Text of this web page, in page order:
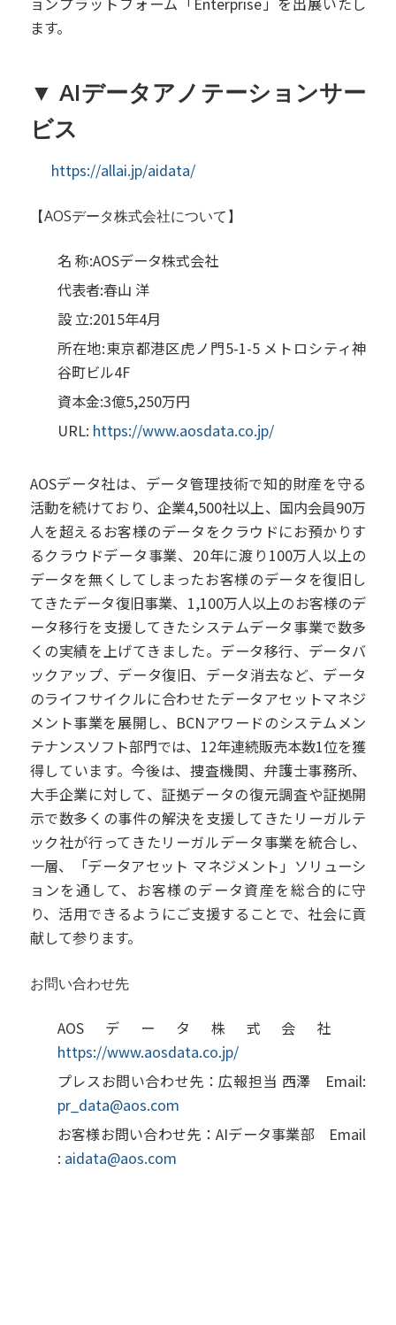
ます。
▼ AIデータアノテーションサー
ビス
https://allai.jp/aidata/
【AOSデータ株式会社について】
名 称:AOSデータ株式会社
代表者:春山 洋
設 立:2015年4月
所在地:東京都港区虎ノ門5-1-5 メトロシティ神
谷町ビル4F
資本金:3億5,250万円
URL: https://www.aosdata.co.jp/
AOSデータ社は、データ管理技術で知的財産を守る
活動を続けており、企業4,500社以上、国内会員90万
人を超えるお客様のデータをクラウドにお預かりす
るクラウドデータ事業、20年に渡り100万人以上の
データを無くしてしまったお客様のデータを復旧し
てきたデータ復旧事業、1,100万人以上のお客様のデ
ータ移行を支援してきたシステムデータ事業で数多
くの実績を上げてきました。データ移行、データバ
ックアップ、データ復旧、データ消去など、データ
のライフサイクルに合わせたデータアセットマネジ
メント事業を展開し、BCNアワードのシステムメン
テナンスソフト部門では、12年連続販売本数1位を獲
得しています。今後は、捜査機関、弁護士事務所、
大手企業に対して、証拠データの復元調査や証拠開
示で数多くの事件の解決を支援してきたリーガルテ
ック社が行ってきたリーガルデータ事業を統合し、
一層、「データアセット マネジメント」ソリューシ
ョンを通して、お客様のデータ資産を総合的に守
り、活用できるようにご支援することで、社会に貢
献して参ります。
お問い合わせ先
AOSデータ株式会社
https://www.aosdata.co.jp/
プレスお問い合わせ先：広報担当 西澤 Email:
pr_data@aos.com
お客様お問い合わせ先：AIデータ事業部 Email
: aidata@aos.com